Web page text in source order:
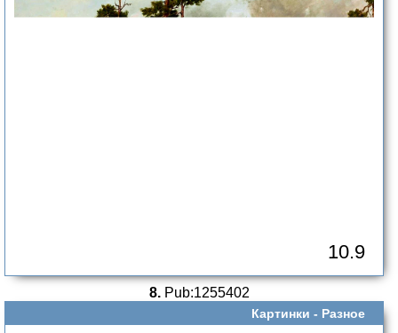
10.9
8.Pub:1255402
Картинки - Разное